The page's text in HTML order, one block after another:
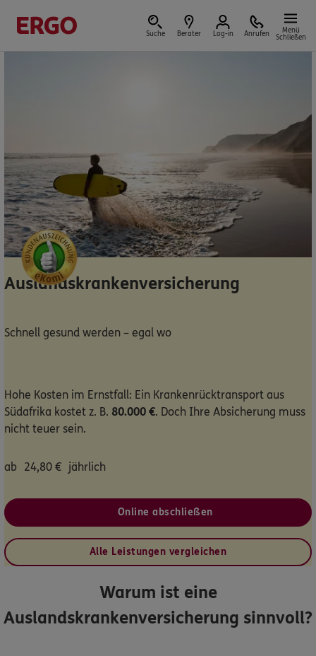
Suche Berater Log-in Anrufen
Menü
Schließen
Reform der privaten Altersvorsorge
Jetzt Förderung selbst berechnen.
Jetzt informieren
Dann lassen Sie sich helfen.
dem ERGO Rechtsschutz und der DKV.
Zum Kundenportal
Bequem online oder telefonisch.
Auslandskrankenversicherung
Schnell gesund werden – egal wo
Hohe Kosten im Ernstfall: Ein Krankenrücktransport aus
Südafrika kostet z. B. 80.000 €. Doch Ihre Absicherung muss
nicht teuer sein.
ab 24,80 € jährlich
Online abschließen
Alle Leistungen vergleichen
Warum ist eine
Auslandskrankenversicherung sinnvoll?